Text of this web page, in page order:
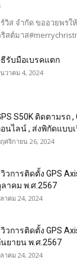
วิส จำกัด ขออวยพร
สต์มาส
รับมือเบรคแตก
วาคม 4, 2024
S50K ติดตามรถ
นไลน์ , ส่งพิกัดแบบ
ศจิกายน 26, 2024
วการติดตั้ง GPS
าคม พ.ศ.2567
าคม 24, 2024
วการติดตั้ง GPS
ยายน พ.ศ.2567
าคม 24, 2024